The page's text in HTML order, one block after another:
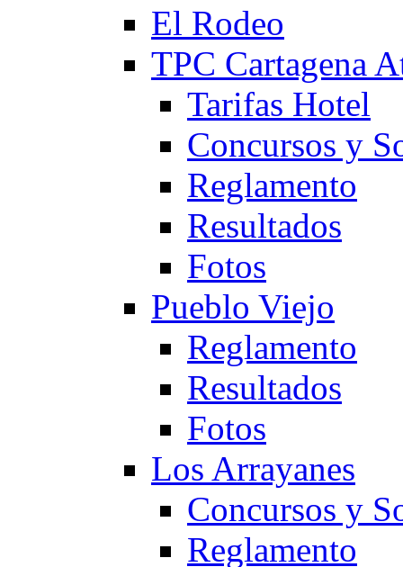
El Rodeo
TPC Cartagena
Tarifas Hotel
Concursos y
Reglamento
Resultados
Fotos
Pueblo Viejo
Reglamento
Resultados
Fotos
Los Arrayanes
Concursos y
Reglamento